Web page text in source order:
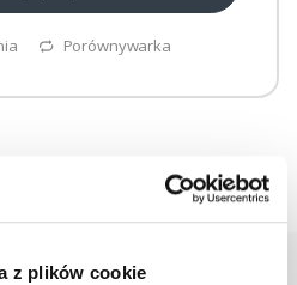
z plików cookie
Porównywarka